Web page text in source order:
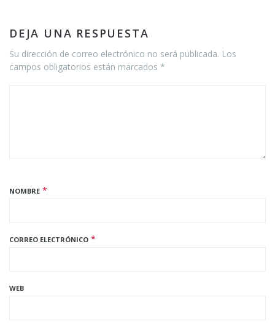
DEJA UNA RESPUESTA
Su dirección de correo electrónico no será publicada. Los
campos obligatorios están marcados *
NOMBRE *
CORREO ELECTRÓNICO *
WEB